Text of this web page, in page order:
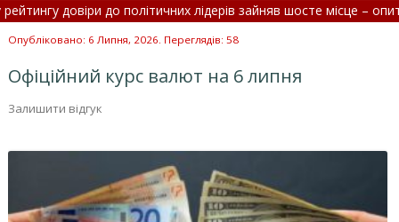
довіри до політичних лідерів зайняв шосте місце –
потрапити до лікарні стане складніше• На
Опубліковано: 6 Липня, 2026. Переглядів: 58
Офіційний курс валют на 6 липня
Залишити відгук